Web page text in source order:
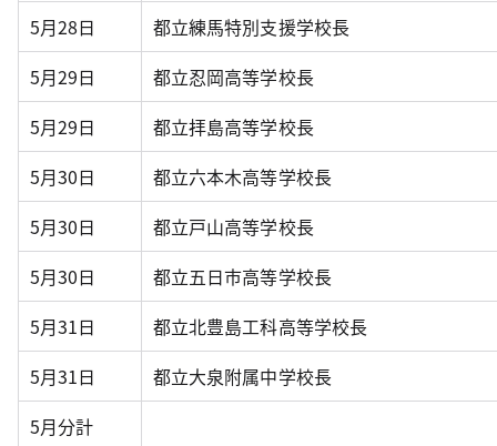
5月28日
都立練馬特別支援学校長
5月29日
都立忍岡高等学校長
5月29日
都立拝島高等学校長
5月30日
都立六本木高等学校長
5月30日
都立戸山高等学校長
5月30日
都立五日市高等学校長
5月31日
都立北豊島工科高等学校長
5月31日
都立大泉附属中学校長
5月分計